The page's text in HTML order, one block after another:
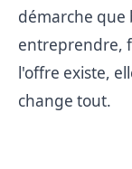
Conseils
démarche que
entreprendre,
l'offre existe,
change tout.